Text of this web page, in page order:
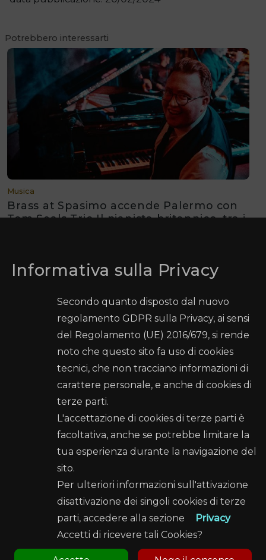
Potrebbero interessarti
Musica
Brass at Spasimo accende Palermo con
Tom Seals Trio Il pianista britannico, tra i
Comune di Palermo
Recapiti e Contatti
Sede: Palazzo Ziino - Via Dante Alighieri, 53 - 90144
Posta elettronica certificata (PEC):
settorecultura@cert.comune.palermo.it
Telefono: 091 7407792 - 091 7407783
Seguici su
Informativa sulla Privacy
Secondo quanto disposto dal nuovo
regolamento GDPR sulla Privacy, ai sensi
del Regolamento (UE) 2016/679, si rende
noto che questo sito fa uso di cookies
tecnici, che non tracciano informazioni di
carattere personale, e anche di cookies di
terze parti.
L'accettazione di cookies di terze parti è
facoltativa, anche se potrebbe limitare la
tua esperienza durante la navigazione del
sito.
Per ulteriori informazioni sull'attivazione
disattivazione dei singoli cookies di terze
parti, accedere alla sezione
Privacy
Accetti di ricevere tali Cookies?